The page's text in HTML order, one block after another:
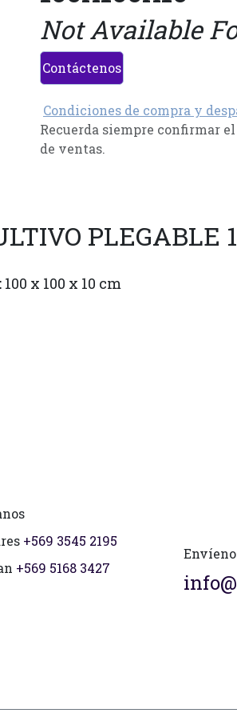
Not Available
Contáctenos
Condiciones de compra y
Recuerda siempre confirmar
de ventas.
PLEGABLE
100 x 100 x 10 cm
+569 3545 2195
+569 5168 3427